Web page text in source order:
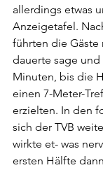
allerdings etwas
Anzeigetafel.
führten die Gäste
dauerte sage und
Minuten, bis die
einen 7-Meter-
erzielten. In den
sich der TVB
wirkte et- was
ersten Hälfte